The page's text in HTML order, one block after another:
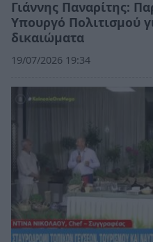
Γιάννης Παναρίτης:
Υπουργό Πολιτισμού
δικαιώματα
19/07/2026 19:34